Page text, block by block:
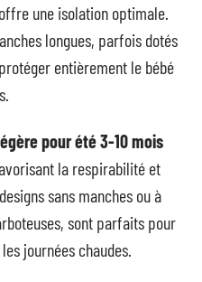
une isolation optimale.
longues, parfois dotés
entièrement le bébé
pour été 3-10 mois
la respirabilité et
sans manches ou à
sont parfaits pour
journées chaudes.